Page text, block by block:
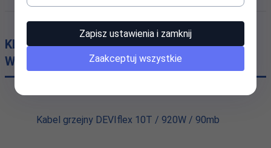
KLIENCI, KTÓRZY KUPILI TEN PRODUKT
WYBRALI RÓWNIEŻ...
Kabel grzejny DEVIflex 10T / 920W / 90mb
Zapisz ustawienia i zamknij
Zaakceptuj wszystkie